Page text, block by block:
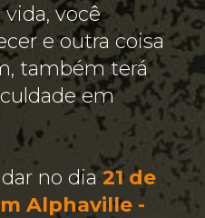
vida, você
e outra coisa
também terá
em
no dia 21 de
Alphaville -